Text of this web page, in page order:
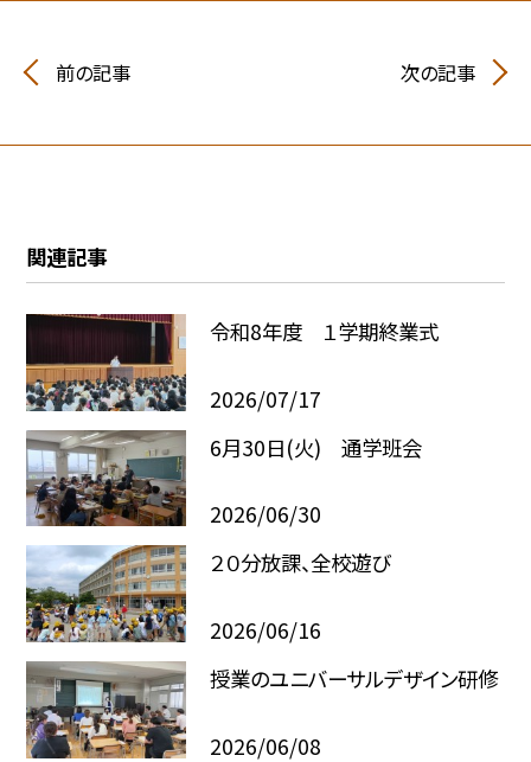
前の記事 次の記事
関連記事
令和8年度 １学期終業式
2026/07/17
6月30日(火) 通学班会
2026/06/30
２０分放課、全校遊び
2026/06/16
授業のユニバーサルデザイン研修
2026/06/08